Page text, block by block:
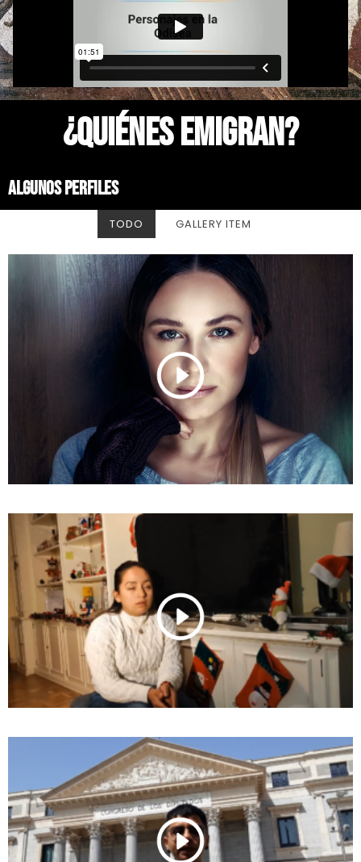
¿QUIÉNES EMIGRAN?
ALGUNOS PERFILES
TODO GALLERY ITEM